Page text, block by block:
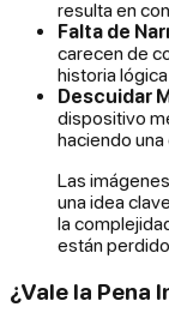
resulta en
Falta de
carecen de
historia
Descuidar
dispositivo
haciendo una
Las
una idea
la
están
¿Vale la Pena